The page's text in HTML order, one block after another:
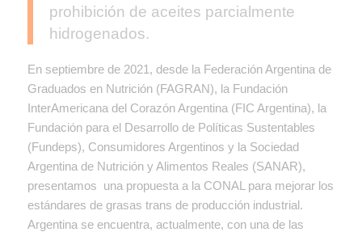
prohibición de aceites parcialmente
hidrogenados.
En septiembre de 2021, desde la Federación Argentina de
Graduados en Nutrición (FAGRAN), la Fundación
InterAmericana del Corazón Argentina (FIC Argentina), la
Fundación para el Desarrollo de Políticas Sustentables
(Fundeps), Consumidores Argentinos y la Sociedad
Argentina de Nutrición y Alimentos Reales (SANAR),
presentamos una propuesta a la CONAL para mejorar los
estándares de grasas trans de producción industrial.
Argentina se encuentra, actualmente, con una de las